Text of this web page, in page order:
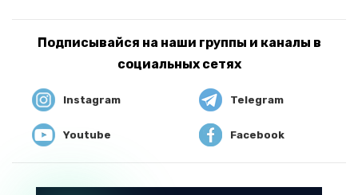
Подписывайся на наши группы и каналы в
социальных сетях
Instagram Telegram
Youtube Facebook